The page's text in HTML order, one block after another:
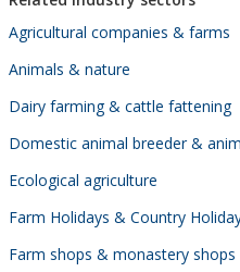
Agricultural companies & farms
Animals & nature
Dairy farming & cattle fattening
Domestic animal breeder &
Ecological agriculture
Farm Holidays & Country
Farm shops & monastery shops